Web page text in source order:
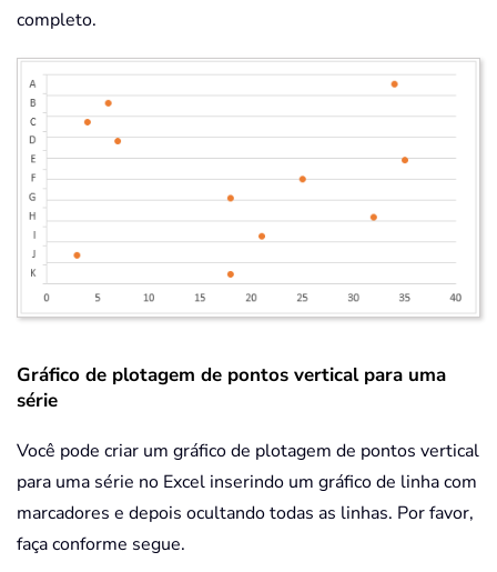
completo.
Gráfico de plotagem de pontos vertical para uma
série
Você pode criar um gráfico de plotagem de pontos vertical
para uma série no Excel inserindo um gráfico de linha com
marcadores e depois ocultando todas as linhas. Por favor,
faça conforme segue.